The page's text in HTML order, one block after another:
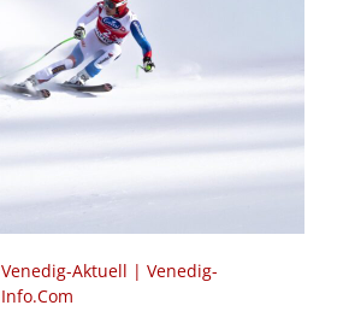
Venedig-Aktuell | Venedig-
Info.Com